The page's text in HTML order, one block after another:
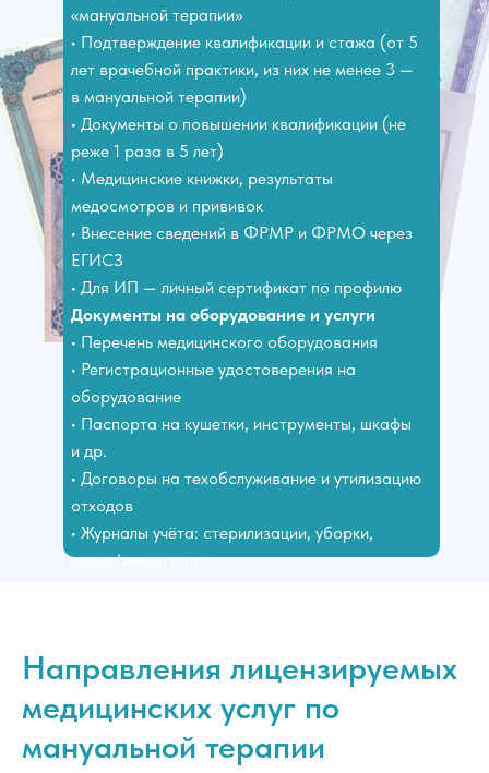
«мануальной терапии»
• Подтверждение квалификации и стажа (от 5
лет врачебной практики, из них не менее 3 —
в мануальной терапии)
• Документы о повышении квалификации (не
реже 1 раза в 5 лет)
• Медицинские книжки, результаты
медосмотров и прививок
• Внесение сведений в ФРМР и ФРМО через
ЕГИСЗ
• Для ИП — личный сертификат по профилю
Документы на оборудование и услуги
• Перечень медицинского оборудования
• Регистрационные удостоверения на
оборудование
• Паспорта на кушетки, инструменты, шкафы
и др.
• Договоры на техобслуживание и утилизацию
отходов
• Журналы учёта: стерилизации, уборки,
дезинфекции и пр.
Направления лицензируемых
медицинских услуг по
мануальной терапии